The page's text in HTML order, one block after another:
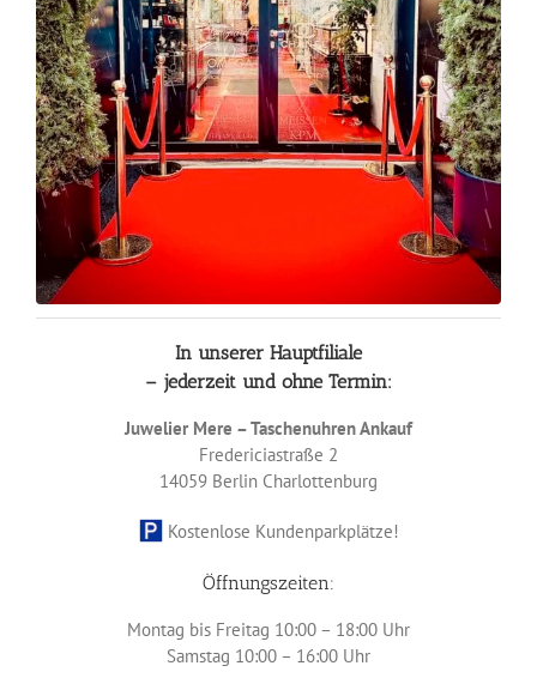
In unserer Hauptfiliale
– jederzeit und ohne Termin:
Juwelier Mere – Taschenuhren Ankauf
Fredericiastraße 2
14059 Berlin Charlottenburg
Kostenlose Kundenparkplätze!
Öffnungszeiten:
Montag bis Freitag 10:00 – 18:00 Uhr
Samstag 10:00 – 16:00 Uhr